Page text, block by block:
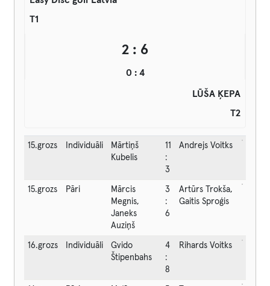
T1
2 : 6
0 : 4
LŪŠA ĶEPA
T2
15.grozs Individuāli
Mārtiņš
Kubelis
11
:
3
Andrejs Voitks
15.grozs Pāri
Mārcis
Megnis,
Janeks
Auziņš
3
:
6
Artūrs Trokša,
Gaitis Sproģis
16.grozs Individuāli
Gvido
Štipenbahs
4
:
8
Rihards Voitks